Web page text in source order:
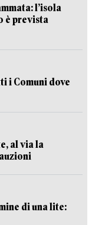
l’isola
è prevista
i Comuni dove
al via la
di una lite: